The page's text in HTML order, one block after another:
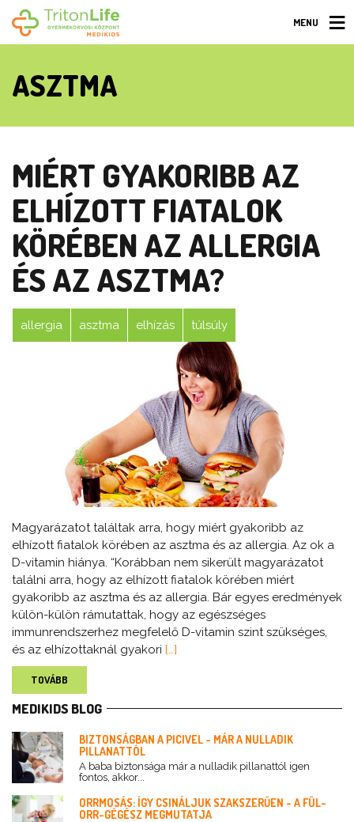
MENU
ASZTMA
MIÉRT GYAKORIBB AZ
ELHÍZOTT FIATALOK
KÖRÉBEN AZ ALLERGIA
ÉS AZ ASZTMA?
allergia asztma elhízás túlsúly
Magyarázatot találtak arra, hogy miért gyakoribb az
elhízott fiatalok körében az asztma és az allergia. Az ok a
D-vitamin hiánya. “Korábban nem sikerült magyarázatot
találni arra, hogy az elhízott fiatalok körében miért
gyakoribb az asztma és az allergia. Bár egyes eredmények
külön-külön rámutattak, hogy az egészséges
immunrendszerhez megfelelő D-vitamin szint szükséges,
és az elhízottaknál gyakori […]
TOVÁBB
MEDIKIDS BLOG
BIZTONSÁGBAN A PICIVEL - MÁR A NULLADIK
PILLANATTÓL
A baba biztonsága már a nulladik pillanattól igen
fontos, akkor...
ORRMOSÁS: ÍGY CSINÁLJUK SZAKSZERŰEN - A FÜL-
ORR-GÉGÉSZ MEGMUTATJA